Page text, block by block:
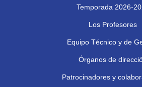
Temporada 2026-
Los Profesores
Equipo Técnico y de
Órganos de
Patrocinadores y